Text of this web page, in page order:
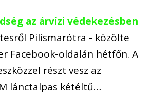
az árvízi védekezésben
Pilismarótra - közölte
Facebook-oldalán hétfőn. A
részt vesz az
lánctalpas kétéltű…